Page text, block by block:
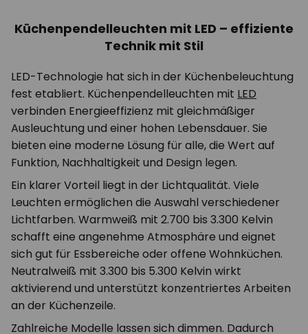
Küchenpendelleuchten mit LED – effiziente
Technik mit Stil
LED-Technologie hat sich in der Küchenbeleuchtung
fest etabliert. Küchenpendelleuchten mit LED
verbinden Energieeffizienz mit gleichmäßiger
Ausleuchtung und einer hohen Lebensdauer. Sie
bieten eine moderne Lösung für alle, die Wert auf
Funktion, Nachhaltigkeit und Design legen.
Ein klarer Vorteil liegt in der Lichtqualität. Viele
Leuchten ermöglichen die Auswahl verschiedener
Lichtfarben. Warmweiß mit 2.700 bis 3.300 Kelvin
schafft eine angenehme Atmosphäre und eignet
sich gut für Essbereiche oder offene Wohnküchen.
Neutralweiß mit 3.300 bis 5.300 Kelvin wirkt
aktivierend und unterstützt konzentriertes Arbeiten
an der Küchenzeile.
Zahlreiche Modelle lassen sich dimmen. Dadurch